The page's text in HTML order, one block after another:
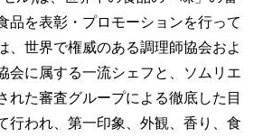
品を表彰・プロモーションを行って
、世界で権威のある調理師協会およ
会に属する一流シェフと、ソムリエ
れた審査グループによる徹底した目
行われ、第一印象、外観、香り、食